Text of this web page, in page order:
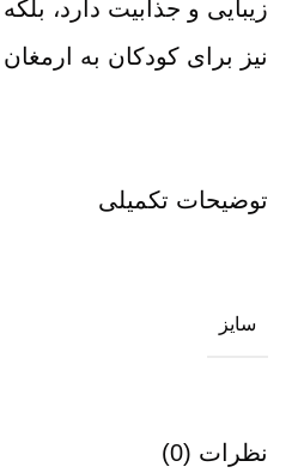
زیبایی و جذابیت دارد،
نیز برای کودکان به
توضیحات تکمیلی
سایز
نظرات (0)